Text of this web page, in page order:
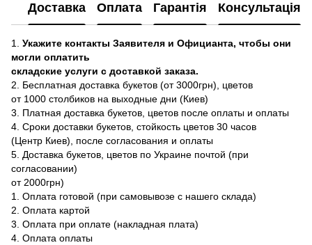
Доставка Оплата Гарантія Консультація
1. Укажите контакты Заявителя и Официанта, чтобы они
могли оплатить
складские услуги с доставкой заказа.
2. Бесплатная доставка букетов (от 3000грн), цветов
от 1000 столбиков на выходные дни (Киев)
3. Платная доставка букетов, цветов после оплаты и оплаты
4. Сроки доставки букетов, стойкость цветов 30 часов
(Центр Киев), после согласования и оплаты
5. Доставка букетов, цветов по Украине почтой (при
согласовании)
от 2000грн)
1. Оплата готовой (при самовывозе с нашего склада)
2. Оплата картой
3. Оплата при оплате (накладная плата)
4. Оплата оплаты